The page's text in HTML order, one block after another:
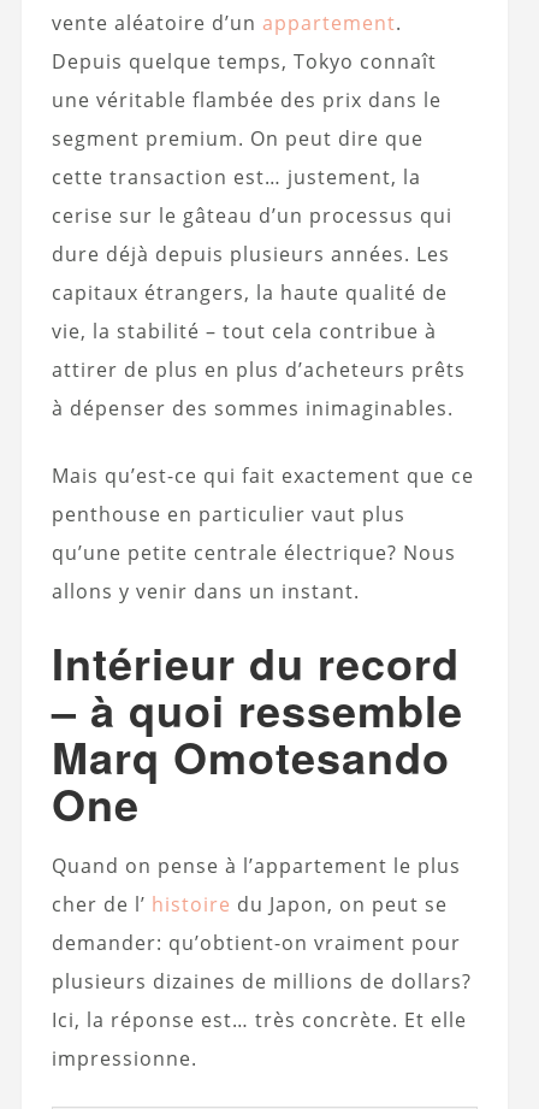
vente aléatoire d’un appartement.
Depuis quelque temps, Tokyo connaît
une véritable flambée des prix dans le
segment premium. On peut dire que
cette transaction est… justement, la
cerise sur le gâteau d’un processus qui
dure déjà depuis plusieurs années. Les
capitaux étrangers, la haute qualité de
vie, la stabilité – tout cela contribue à
attirer de plus en plus d’acheteurs prêts
à dépenser des sommes inimaginables.
Mais qu’est-ce qui fait exactement que ce
penthouse en particulier vaut plus
qu’une petite centrale électrique? Nous
allons y venir dans un instant.
Intérieur du record
– à quoi ressemble
Marq Omotesando
One
Quand on pense à l’appartement le plus
cher de l’ histoire du Japon, on peut se
demander: qu’obtient-on vraiment pour
plusieurs dizaines de millions de dollars?
Ici, la réponse est… très concrète. Et elle
impressionne.